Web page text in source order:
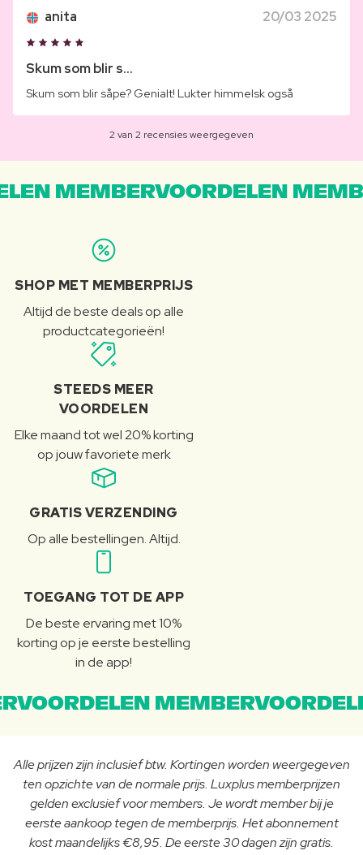
anita 20/03 2025
Skum som blir s...
Skum som blir såpe? Genialt! Lukter himmelsk også
2 van 2 recensies weergegeven
MEMBERVOORDELEN
SHOP MET MEMBERPRIJS
Altijd de beste deals op alle
productcategorieën!
STEEDS MEER
VOORDELEN
Elke maand tot wel 20% korting
op jouw favoriete merk
GRATIS VERZENDING
Op alle bestellingen. Altijd.
TOEGANG TOT DE APP
De beste ervaring met 10%
korting op je eerste bestelling
in de app!
Alle prijzen zijn inclusief btw. Kortingen worden weergegeven
ten opzichte van de normale prijs. Luxplus memberprijzen
gelden exclusief voor members. Je wordt member bij je
eerste aankoop tegen de memberprijs. Het abonnement
kost maandelijks €8,95. De eerste 30 dagen zijn gratis.